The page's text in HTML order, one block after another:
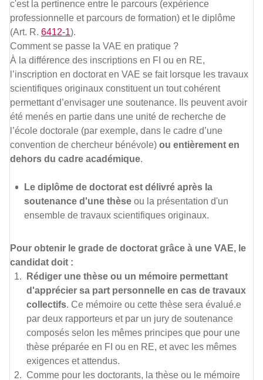
c'est la pertinence entre le parcours (expérience
professionnelle et parcours de formation) et le diplôme
(Art. R. 6412-1).
Comment se passe la VAE en pratique ?
À la différence des inscriptions en FI ou en RE,
l’inscription en doctorat en VAE se fait lorsque les travaux
scientifiques originaux constituent un tout cohérent
permettant d’envisager une soutenance. Ils peuvent avoir
été menés en partie dans une unité de recherche de
l’école doctorale (par exemple, dans le cadre d’une
convention de chercheur bénévole) ou entièrement en
dehors du cadre académique.
Le diplôme de doctorat est délivré après la
soutenance d'une thèse ou la présentation d'un
ensemble de travaux scientifiques originaux.
Pour obtenir le grade de doctorat grâce à une VAE, le
candidat doit :
Rédiger une thèse ou un mémoire permettant
d'apprécier sa part personnelle en cas de travaux
collectifs. Ce mémoire ou cette thèse sera évalué.e
par deux rapporteurs et par un jury de soutenance
composés selon les mêmes principes que pour une
thèse préparée en FI ou en RE, et avec les mêmes
exigences et attendus.
Comme pour les doctorants, la thèse ou le mémoire